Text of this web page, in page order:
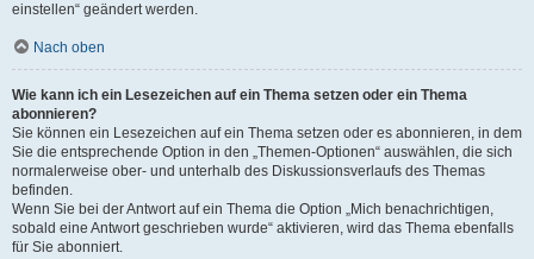
einstellen“ geändert werden.
Nach oben
Wie kann ich ein Lesezeichen auf ein Thema setzen oder ein Thema
abonnieren?
Sie können ein Lesezeichen auf ein Thema setzen oder es abonnieren, in dem
Sie die entsprechende Option in den „Themen-Optionen“ auswählen, die sich
normalerweise ober- und unterhalb des Diskussionsverlaufs des Themas
befinden.
Wenn Sie bei der Antwort auf ein Thema die Option „Mich benachrichtigen,
sobald eine Antwort geschrieben wurde“ aktivieren, wird das Thema ebenfalls
für Sie abonniert.